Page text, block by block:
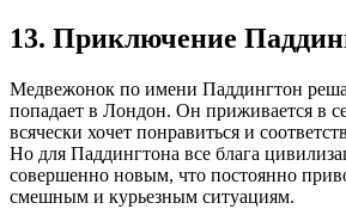
13. Приключение
Медвежонок по имени Паддингтон
попадает в Лондон. Он приживается в
всячески хочет понравиться и
Но для Паддингтона все блага
совершенно новым, что постоянно
смешным и курьезным ситуациям.